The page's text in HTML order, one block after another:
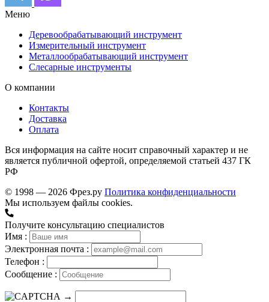
Меню
Деревообрабатывающий инструмент
Измерительный инструмент
Металлообрабатывающий инструмент
Слесарные инструменты
О компании
Контакты
Доставка
Оплата
Вся информация на сайте носит справочный характер и не
является публичной офертой, определяемой статьей 437 ГК
РФ
© 1998 — 2026 Фрез.ру Политика конфиденциальности
Мы используем файлы cookies.
Получите консультацию специалистов
Имя :
Электронная почта :
Телефон :
Сообщение :
→